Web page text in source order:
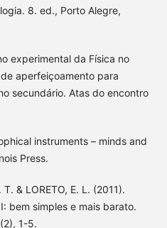
8. ed., Porto Alegre,
experimental da Física no
aperfeiçoamento para
secundário. Atas do encontro
instruments – minds and
Press.
& LORETO, E. L. (2011).
bem simples e mais barato.
1-5.